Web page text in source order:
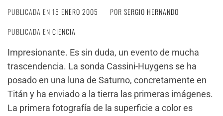
PUBLICADA EN 15 ENERO 2005 POR SERGIO HERNANDO
PUBLICADA EN CIENCIA
Impresionante. Es sin duda, un evento de mucha
trascendencia. La sonda Cassini-Huygens se ha
posado en una luna de Saturno, concretamente en
Titán y ha enviado a la tierra las primeras imágenes.
La primera fotografía de la superficie a color es